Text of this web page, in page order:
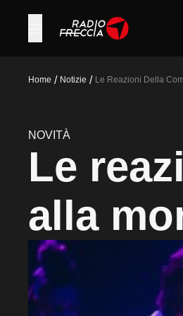
Home / Notizie / Le Reazioni Della
NOVITÀ
Le
alla